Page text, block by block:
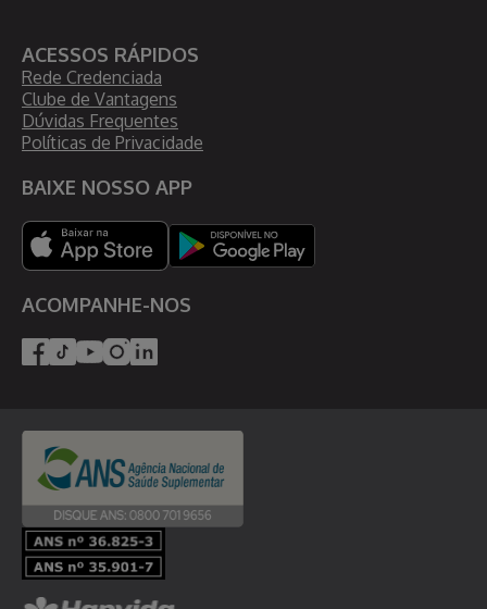
ACESSOS RÁPIDOS
Rede Credenciada
Clube de Vantagens
Dúvidas Frequentes
Políticas de Privacidade
BAIXE NOSSO APP
ACOMPANHE-NOS